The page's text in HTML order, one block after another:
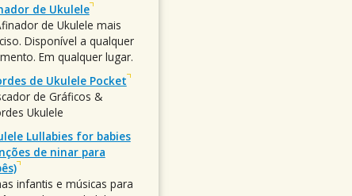
de Ukulele
de Ukulele mais
Disponível a qualquer
Em qualquer lugar.
de Ukulele Pocket
de Gráficos &
Ukulele
Lullabies for babies
de ninar para
infantis e músicas para